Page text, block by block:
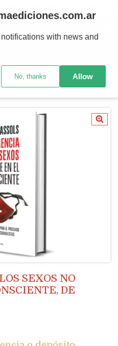
existe en el inconsciente, de
SEXOS NO
DE
with news and
No, thanks Allow